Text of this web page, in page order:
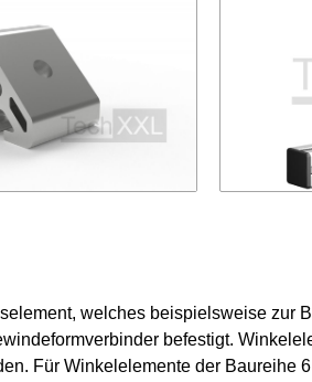
welches beispielsweise zur
befestigt.
Für Winkelelemente der Baureihe